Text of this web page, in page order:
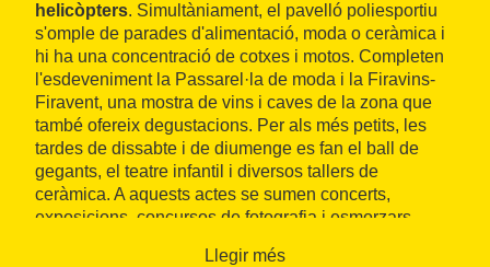
helicòpters. Simultàniament, el pavelló poliesportiu
s'omple de parades d'alimentació, moda o ceràmica i
hi ha una concentració de cotxes i motos. Completen
l'esdeveniment la Passarel·la de moda i la Firavins-
Firavent, una mostra de vins i caves de la zona que
també ofereix degustacions. Per als més petits, les
tardes de dissabte i de diumenge es fan el ball de
gegants, el teatre infantil i diversos tallers de
ceràmica. A aquests actes se sumen concerts,
exposicions, concursos de fotografia i esmorzars
Llegir més